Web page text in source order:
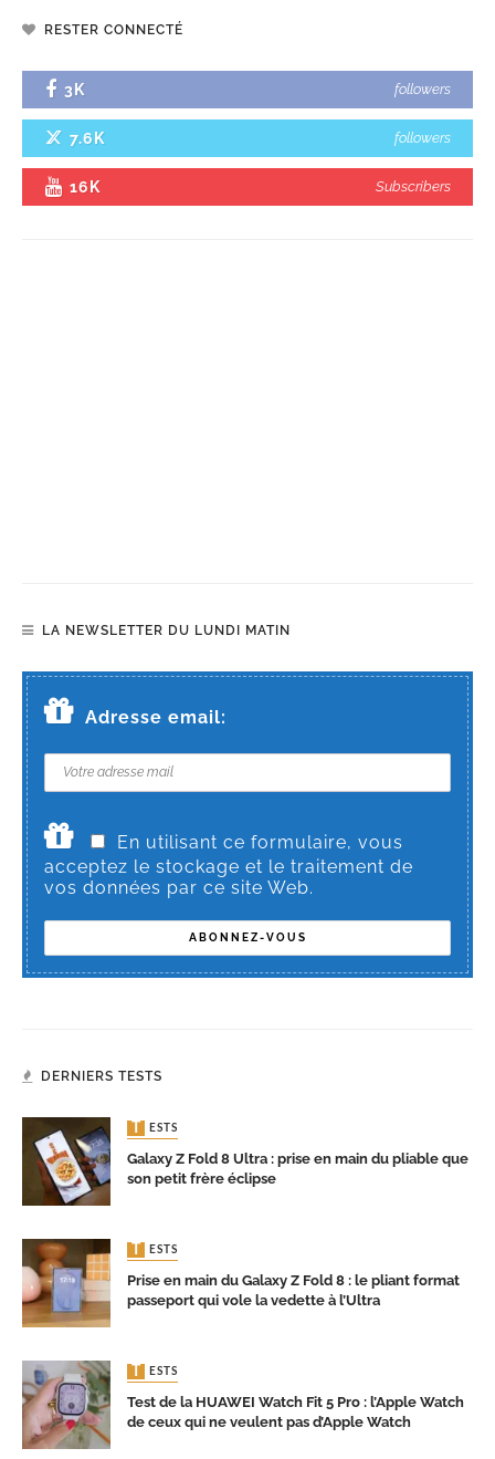
RESTER CONNECTÉ
3K followers
7.6K followers
16K Subscribers
LA NEWSLETTER DU LUNDI MATIN
Adresse email:
En utilisant ce formulaire, vous
acceptez le stockage et le traitement de
vos données par ce site Web.
DERNIERS TESTS
TESTS
Galaxy Z Fold 8 Ultra : prise en main du pliable que
son petit frère éclipse
TESTS
Prise en main du Galaxy Z Fold 8 : le pliant format
passeport qui vole la vedette à l’Ultra
TESTS
Test de la HUAWEI Watch Fit 5 Pro : l’Apple Watch
de ceux qui ne veulent pas d’Apple Watch